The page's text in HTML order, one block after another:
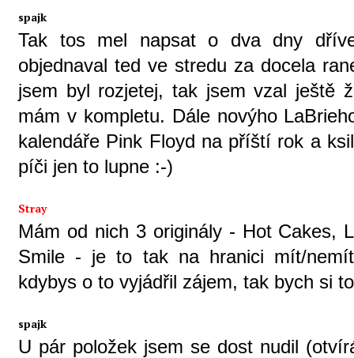
spajk
Tak tos mel napsat o dva dny
objednaval ted ve stredu za docela
jsem byl rozjetej, tak jsem vzal ještě
mám v kompletu. Dále novýho
kalendáře Pink Floyd na příští rok a
píči jen to lupne :-)
Stray
Mám od nich 3 originály - Hot Cakes,
Smile - je to tak na hranici mít/
kdybys o to vyjádřil zájem, tak bych si
spajk
U pár položek jsem se dost nudil